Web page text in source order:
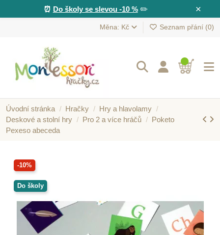
×
⏰ Do školy se slevou -10 %✏️
Měna: Kč Seznam přání (0)
Úvodní stránka Hračky
Hry a hlavolamy
Deskové a stolní hry
Pro 2 a více hráčů
Poketo
Pexeso abeceda
-10%
Do školy